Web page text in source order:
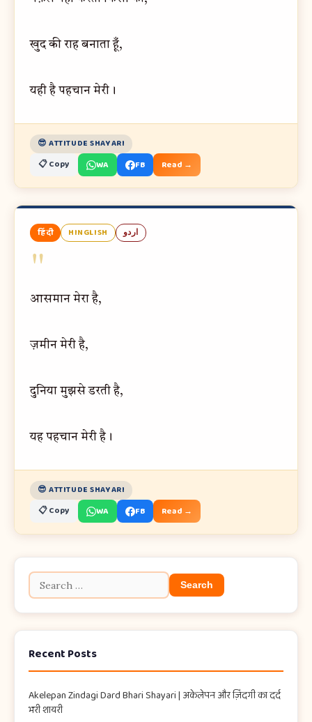
खुद की राह बनाता हूँ,
यही है पहचान मेरी।
😎 ATTITUDE SHAYARI
📋 Copy WA FB Read →
हिंदी HINGLISH اردو
"
आसमान मेरा है,
ज़मीन मेरी है,
दुनिया मुझसे डरती है,
यह पहचान मेरी है।
😎 ATTITUDE SHAYARI
📋 Copy WA FB Read →
Recent Posts
Akelepan Zindagi Dard Bhari Shayari​ | अकेलेपन और ज़िंदगी का दर्द
भरी शायरी